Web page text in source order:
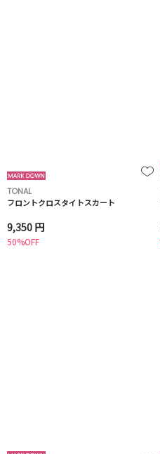
TONAL
フロントクロスタイトスカート
9,350 円
50%OFF